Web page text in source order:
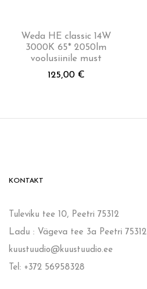
Weda HE classic 14W
3000K 65* 2050lm
voolusiinile must
125,00 €
KONTAKT
Tuleviku tee 10, Peetri 75312
Ladu : Vägeva tee 3a Peetri 75312
kuustuudio@kuustuudio.ee
Tel: +372 56958328